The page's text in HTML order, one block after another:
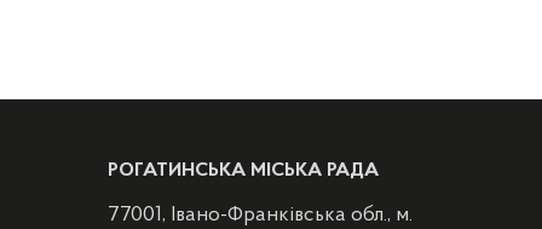
РОГАТИНСЬКА МІСЬКА РАДА
77001, Івано-Франківська обл., м.